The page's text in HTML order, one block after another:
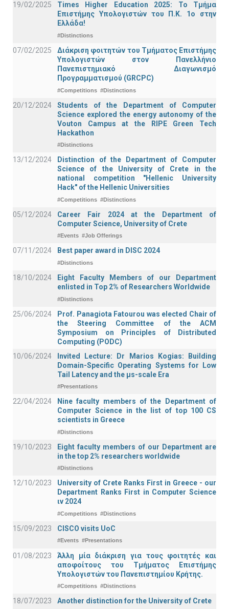
19/02/2025
Times Higher Education 2025: Το Τμήμα
Επιστήμης Υπολογιστών του Π.Κ. 1ο στην
Ελλάδα!
#Distinctions
07/02/2025
Διάκριση φοιτητών του Τμήματος Επιστήμης
Υπολογιστών στον Πανελλήνιο
Πανεπιστημιακό Διαγωνισμό
Προγραμματισμού (GRCPC)
#Competitions #Distinctions
20/12/2024
Students of the Department of Computer
Science explored the energy autonomy of the
Vouton Campus at the RIPE Green Tech
Hackathon
#Distinctions
13/12/2024
Distinction of the Department of Computer
Science of the University of Crete in the
national competition "Hellenic University
Hack" of the Hellenic Universities
#Competitions #Distinctions
05/12/2024
Career Fair 2024 at the Department of
Computer Science, University of Crete
#Events #Job Offerings
07/11/2024 Best paper award in DISC 2024
#Distinctions
18/10/2024
Eight Faculty Members of our Department
enlisted in Top 2% of Researchers Worldwide
#Distinctions
25/06/2024
Prof. Panagiota Fatourou was elected Chair of
the Steering Committee of the ACM
Symposium on Principles of Distributed
Computing (PODC)
10/06/2024
Invited Lecture: Dr Marios Kogias: Building
Domain-Specific Operating Systems for Low
Tail Latency and the μs-scale Era
#Presentations
22/04/2024
Nine faculty members of the Department of
Computer Science in the list of top 100 CS
scientists in Greece
#Distinctions
19/10/2023
Eight faculty members of our Department are
in the top 2% researchers worldwide
#Distinctions
12/10/2023
University of Crete Ranks First in Greece - our
Department Ranks First in Computer Science
ιν 2024
#Competitions #Distinctions
15/09/2023 CISCO visits UoC
#Events #Presentations
01/08/2023
Άλλη μία διάκριση για τους φοιτητές και
αποφοίτους του Τμήματος Επιστήμης
Υπολογιστών του Πανεπιστημίου Κρήτης.
#Competitions #Distinctions
18/07/2023 Another distinction for the University of Crete